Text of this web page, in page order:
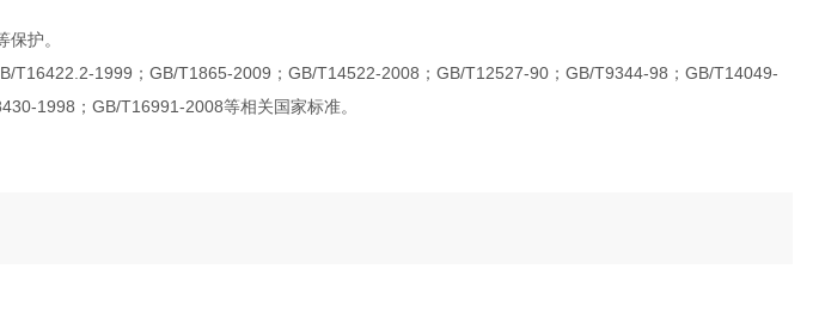
护。
T16422.2-1999；GB/T1865-2009；GB/T14522-2008；GB/T12527-90；GB/T9344-98；GB/T14049-
1998；GB/T16991-2008等相关国家标准。